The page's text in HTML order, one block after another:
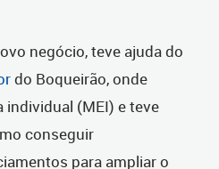
negócio, teve ajuda do
do Boqueirão, onde
individual (MEI) e teve
conseguir
para ampliar o